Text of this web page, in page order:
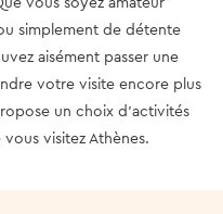
simplement de détente
aisément passer une
votre visite encore plus
un choix d'activités
visitez Athènes.